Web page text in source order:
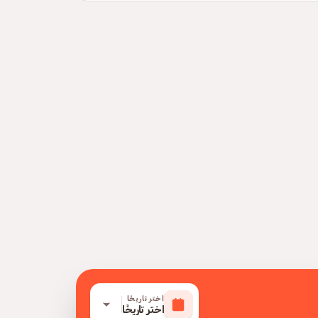
اختر تاريخًا
اختر تاريخًا